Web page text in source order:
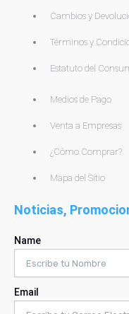
Cambios y
Términos y
Estatuto del
Medios de Pago
Venta a Empresas
¿Cómo Comprar?
Mapa del Sitio
Noticias,
Name
Email